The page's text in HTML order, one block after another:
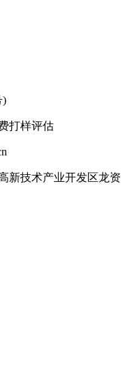
)
打样评估
新技术产业开发区龙资